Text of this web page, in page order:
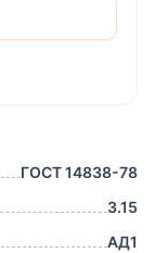
ГОСТ 14838-78
3.15
АД1